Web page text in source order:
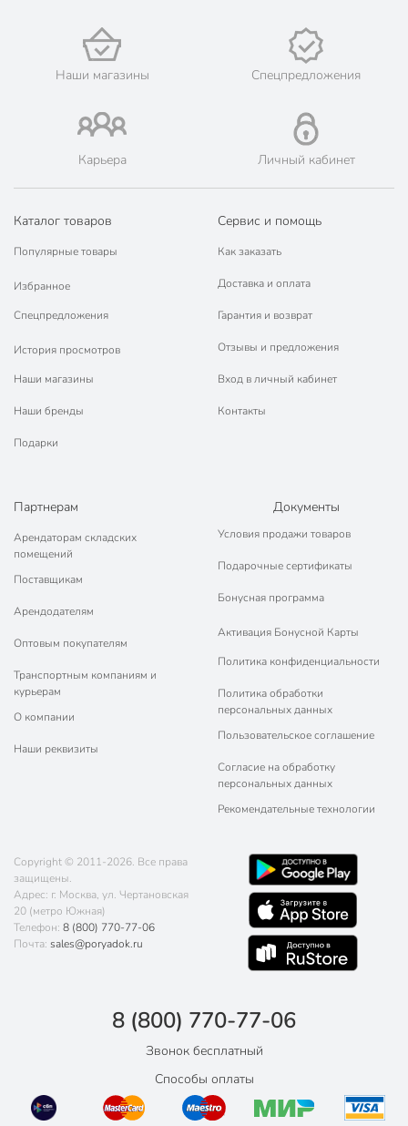
🛍 Скидки, акции, распродажи каждый день!
📜 Только оригинальная продукция. Интернет-гипермаркет
Порядок - официальный представитель ведущих мировых
Наши магазины Спецпредложения
Карьера Личный кабинет
Каталог товаров
Популярные товары
Избранное
Спецпредложения
История просмотров
Наши магазины
Наши бренды
Подарки
Сервис и помощь
Как заказать
Доставка и оплата
Гарантия и возврат
Отзывы и предложения
Вход в личный кабинет
Контакты
Партнерам
Арендаторам складских
помещений
Поставщикам
Арендодателям
Оптовым покупателям
Транспортным компаниям и
курьерам
О компании
Наши реквизиты
Документы
Условия продажи товаров
Подарочные сертификаты
Бонусная программа
Активация Бонусной Карты
Политика конфиденциальности
Политика обработки
персональных данных
Пользовательское соглашение
Согласие на обработку
персональных данных
Рекомендательные технологии
Copyright © 2011-2026. Все права
защищены.
Адрес: г. Москва, ул. Чертановская
20 (метро Южная)
Телефон: 8 (800) 770-77-06
Почта: sales@poryadok.ru
8 (800) 770-77-06
Звонок бесплатный
Способы оплаты